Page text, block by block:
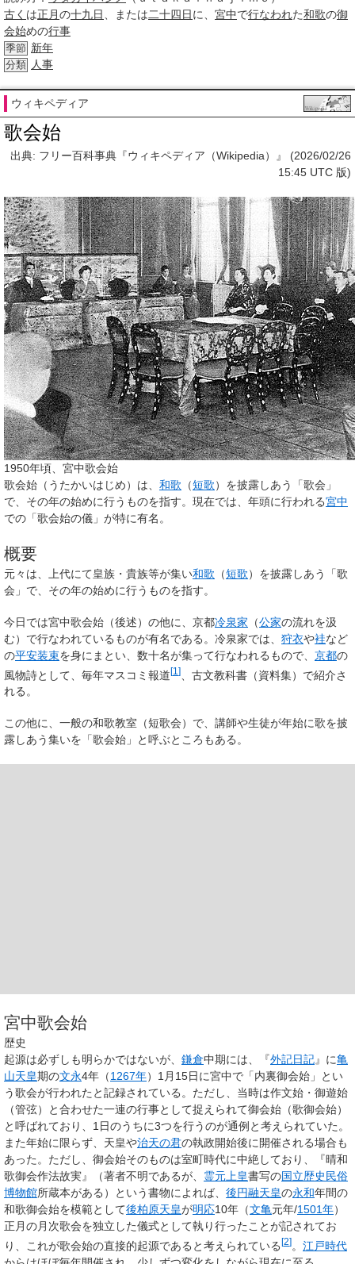
古く は正月の十九日 、または二十四日に、 宮中で行なわれた和歌の御
会始めの行事
季節 新年
分類 人事
ウィキペディア
歌会始
出典: フリー百科事典『ウィキペディア（Wikipedia）』 (2026/02/26
15:45 UTC 版)
1950年頃、宮中歌会始
歌会始 （うたかいはじめ）は、 和歌 （短歌）を披露しあう「歌会」
で、その年の始めに行うものを指す。現在では、年頭に行われる宮中
での「歌会始の儀 」が特に有名。
概要
元々は、上代にて皇族・貴族等が集い和歌 （短歌）を披露しあう「歌
会」で、その年の始めに行うものを指す。
今日では宮中歌会始（後述）の他に、京都冷泉家 （公家の流れを汲
む）で行なわれているものが有名である。冷泉家では、 狩衣や袿など
の平安装束を身にまとい、数十名が集って行なわれるもので、 京都の
風物詩として、毎年マスコミ報道[1 ]
、古文教科書（資料集）で紹介さ
れる。
この他に、一般の和歌教室（短歌会）で、講師や生徒が年始に歌を披
露しあう集いを「歌会始」と呼ぶところもある。
宮中歌会始
歴史
起源は必ずしも明らかではないが、 鎌倉中期には、『外記日記』に亀
山天皇期の文永4年（1267年）1月15日に宮中で「内裏御会始」とい
う歌会が行われたと記録されている。ただし、当時は作文始・御遊始
（管弦）と合わせた一連の行事として捉えられて御会始 （歌御会始）
と呼ばれており、1日のうちに3つを行うのが通例と考えられていた。
また年始に限らず、天皇や治天の君の執政開始後に開催される場合も
あった。ただし、御会始そのものは室町時代に中絶しており、『晴和
歌御会作法故実』（著者不明であるが、 霊元上皇書写の国立歴史民俗
博物館所蔵本がある）という書物によれば、 後円融天皇の永和年間の
和歌御会始を模範として後柏原天皇が明応10年（文亀元年/1501年）
正月の月次歌会を独立した儀式として執り行ったことが記されてお
り、これが歌会始の直接的起源であると考えられている [2] 。 江戸時代